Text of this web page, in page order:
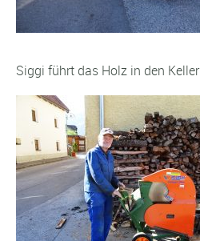
Siggi führt das Holz in den Keller